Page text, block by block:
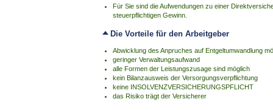
Für Sie sind die Aufwendungen zu einer
steuerpflichtigen Gewinn.
Die Vorteile für den Arbeitgeber
Abwicklung des Anpruches auf Entgeltumwandlung
geringer Verwaltungsaufwand
alle Formen der Leistungszusage sind möglich
kein Bilanzausweis der Versorgungsverpflichtung
keine INSOLVENZVERSICHERUNGSPFLICHT
das Risiko trägt der Versicherer